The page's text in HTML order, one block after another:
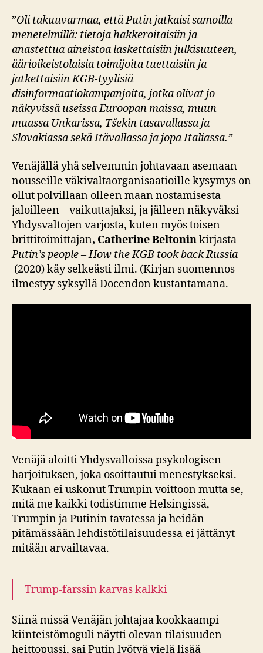
”Oli takuuvarmaa, että Putin jatkaisi samoilla
menetelmillä: tietoja hakkeroitaisiin ja
anastettua aineistoa laskettaisiin julkisuuteen,
äärioikeistolaisia toimijoita tuettaisiin ja
jatkettaisiin KGB-tyylisiä
disinformaatiokampanjoita, jotka olivat jo
näkyvissä useissa Euroopan maissa, muun
muassa Unkarissa, Tšekin tasavallassa ja
Slovakiassa sekä Itävallassa ja jopa Italiassa.”
Venäjällä yhä selvemmin johtavaan asemaan
nousseille väkivaltaorganisaatioille kysymys on
ollut polvillaan olleen maan nostamisesta
jaloilleen – vaikuttajaksi, ja jälleen näkyväksi
Yhdysvaltojen varjosta, kuten myös toisen
brittitoimittajan, Catherine Beltoninkirjasta
Putin’s people–How the KGB took back Russia
(2020) käy selkeästi ilmi. (Kirjan suomennos
ilmestyy syksyllä Docendon kustantamana.
Venäjä aloitti Yhdysvalloissa psykologisen
harjoituksen, joka osoittautui menestykseksi.
Kukaan ei uskonut Trumpin voittoon mutta se,
mitä me kaikki todistimme Helsingissä,
Trumpin ja Putinin tavatessa ja heidän
pitämässään lehdistötilaisuudessa ei jättänyt
mitään arvailtavaa.
Trump-farssin karvas kalkki
Siinä missä Venäjän johtajaa kookkaampi
kiinteistömoguli näytti olevan tilaisuuden
heittopussi, sai Putin lyötyä vielä lisää